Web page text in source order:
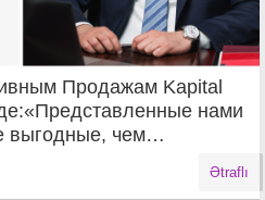
Продажам Kapital
нами
выгодные, чем
Ətraflı